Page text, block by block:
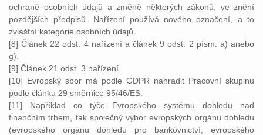
ochraně osobních údajů a změně některých zákonů, ve znění
pozdějších předpisů. Nařízení používá nového označení, a to
zvláštní kategorie osobních údajů.
[8] Článek 22 odst. 4 nařízení a článek 9 odst. 2 písm. a) anebo
g).
[9] Článek 21 odst. 3 nařízení.
[10] Evropský sbor má podle GDPR nahradit Pracovní skupinu
podle článku 29 směrnice 95/46/ES.
[11] Například co týče Evropského systému dohledu nad
finančním trhem, tak společný výbor evropských orgánu dohledu
(evropského orgánu dohledu pro bankovnictví, evropského